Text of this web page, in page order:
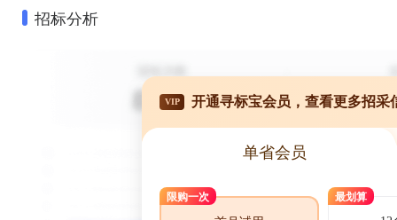
招标分析
VIP 开通寻标宝会员，查看更多招采
单省会员
限购一次 最划算